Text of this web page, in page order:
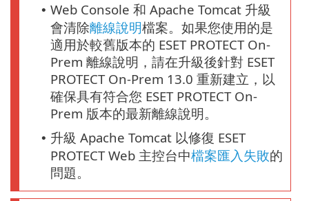
• Web Console 和 Apache Tomcat 升級
會清除離線說明檔案。如果您使用的是
適用於較舊版本的 ESET PROTECT On-
Prem 離線說明，請在升級後針對 ESET
PROTECT On-Prem 13.0 重新建立，以
確保具有符合您 ESET PROTECT On-
Prem 版本的最新離線說明。
• 升級 Apache Tomcat 以修復 ESET
PROTECT Web 主控台中檔案匯入失敗的
問題。